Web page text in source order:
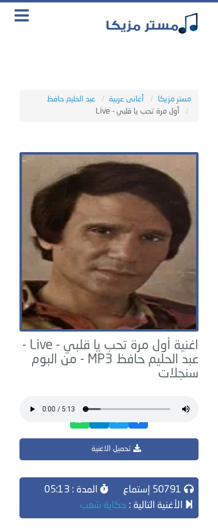
مستر مزيكا أغانى عربية
عبد الحليم حافظ
أول مرة تحب يا قلبي - Live
اغنية أول مرة تحب يا قلبي - Live -
عبد الحليم حافظ
سنجلات
تحميل الاغنية
المدة : 05:13
الأغنية التالية : حكاية شعب